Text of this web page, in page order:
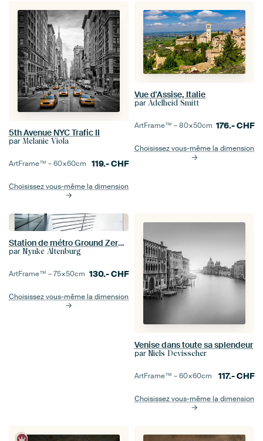
5th Avenue NYC Trafic II
par Melanie Viola
ArtFrame™ –60×60cm 119.-CHF
Choisissez vous-même la dimension
Vue d'Assise, Italie
par Adelheid Smitt
ArtFrame™ –80×50cm 176.-CHF
Choisissez vous-même la dimension
Station de métro Ground Zero New York
par Nynke Altenburg
ArtFrame™ –75×50cm 130.-CHF
Choisissez vous-même la dimension
Venise dans toute sa splendeur
par Niels Devisscher
ArtFrame™ –60×60cm 117.-CHF
Choisissez vous-même la dimension